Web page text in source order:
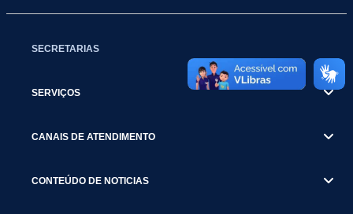
SECRETARIAS
SERVIÇOS
CANAIS DE ATENDIMENTO
CONTEÚDO DE NOTICIAS